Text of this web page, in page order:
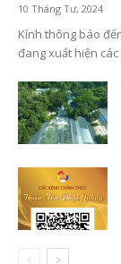
10 Tháng Tư, 2024
Kính thông báo
đang xuất hiện các